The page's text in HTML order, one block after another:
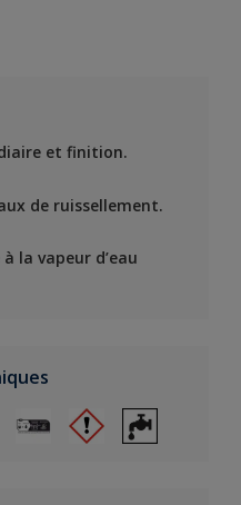
et finition.
de ruissellement.
la vapeur d’eau